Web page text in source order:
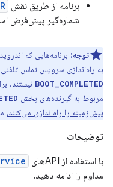
برنامه از طریق نقش
شماره‌گیر پیش‌فرض
توجه:
به راه‌اندازی سرویس تماس
BOOT_COMPLETED نیستند.
مربوط به گیرنده‌های پخش
پیش‌زمینه را راه‌اندازی می‌کنند،
توضیحات
با استفاده از APIهای
مداوم را ادامه دهید.